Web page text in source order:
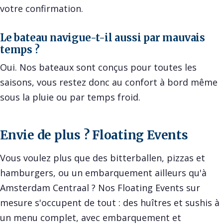
votre confirmation.
Le bateau navigue-t-il aussi par mauvais
temps ?
Oui. Nos bateaux sont conçus pour toutes les
saisons, vous restez donc au confort à bord même
sous la pluie ou par temps froid.
Envie de plus ? Floating Events
Vous voulez plus que des bitterballen, pizzas et
hamburgers, ou un embarquement ailleurs qu'à
Amsterdam Centraal ? Nos Floating Events sur
mesure s'occupent de tout : des huîtres et sushis à
un menu complet, avec embarquement et